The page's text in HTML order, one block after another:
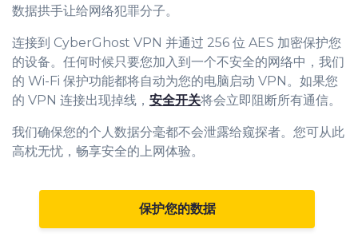
数据拱手让给网络犯罪分子。
连接到 CyberGhost VPN 并通过 256 位 AES 加密保护您
的设备。任何时候只要您加入到一个不安全的网络中，我们
的 Wi-Fi 保护功能都将自动为您的电脑启动 VPN。如果您
的 VPN 连接出现掉线， 安全开关将会立即阻断所有通信。
我们确保您的个人数据分毫都不会泄露给窥探者。您可从此
高枕无忧，畅享安全的上网体验。
保护您的数据